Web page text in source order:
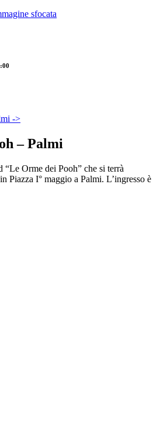
->
– Palmi
“Le Orme dei Pooh” che si terrà
Piazza I° maggio a Palmi. L’ingresso è